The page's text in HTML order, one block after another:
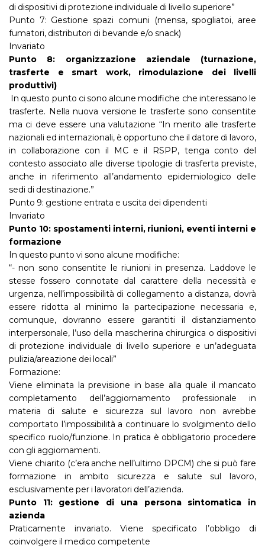
di dispositivi di protezione individuale di livello superiore”
Punto 7: Gestione spazi comuni (mensa, spogliatoi, aree
fumatori, distributori di bevande e/o snack)
Invariato
Punto 8: organizzazione aziendale (turnazione,
trasferte e smart work, rimodulazione dei livelli
produttivi)
In questo punto ci sono alcune modifiche che interessano le
trasferte. Nella nuova versione le trasferte sono consentite
ma ci deve essere una valutazione “In merito alle trasferte
nazionali ed internazionali, è opportuno che il datore di lavoro,
in collaborazione con il MC e il RSPP, tenga conto del
contesto associato alle diverse tipologie di trasferta previste,
anche in riferimento all’andamento epidemiologico delle
sedi di destinazione.”
Punto 9: gestione entrata e uscita dei dipendenti
Invariato
Punto 10: spostamenti interni, riunioni, eventi interni e
formazione
In questo punto vi sono alcune modifiche:
“- non sono consentite le riunioni in presenza. Laddove le
stesse fossero connotate dal carattere della necessità e
urgenza, nell’impossibilità di collegamento a distanza, dovrà
essere ridotta al minimo la partecipazione necessaria e,
comunque, dovranno essere garantiti il distanziamento
interpersonale, l’uso della mascherina chirurgica o dispositivi
di protezione individuale di livello superiore e un’adeguata
pulizia/areazione dei locali”
Formazione:
Viene eliminata la previsione in base alla quale il mancato
completamento dell’aggiornamento professionale in
materia di salute e sicurezza sul lavoro non avrebbe
comportato l’impossibilità a continuare lo svolgimento dello
specifico ruolo/funzione. In pratica è obbligatorio procedere
con gli aggiornamenti.
Viene chiarito (c’era anche nell’ultimo DPCM) che si può fare
formazione in ambito sicurezza e salute sul lavoro,
esclusivamente per i lavoratori dell’azienda.
Punto 11: gestione di una persona sintomatica in
azienda
Praticamente invariato. Viene specificato l’obbligo di
coinvolgere il medico competente